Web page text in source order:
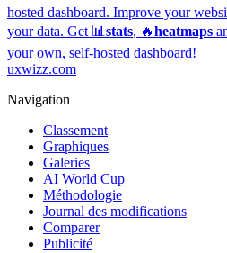
hosted dashboard. Improve your
your data. Get 📊 stats, 🔥heatmaps
your own, self-hosted dashboard!
uxwizz.com
Navigation
Classement
Graphiques
Galeries
AI World Cup
Méthodologie
Journal des modifications
Comparer
Publicité